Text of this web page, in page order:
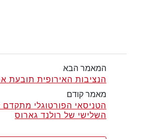
המאמר הבא
הנציבות האירופית תובעת
מאמר קודם
הטניסאי הפורטוגלי מתקדם
השלישי של רולנד גארוס